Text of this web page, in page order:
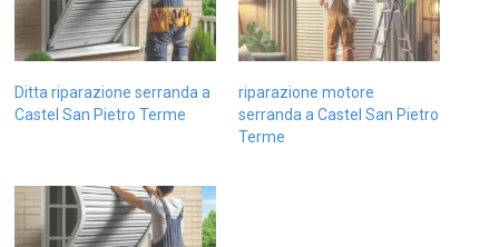
Ditta riparazione serranda a
Castel San Pietro Terme
riparazione motore
serranda a Castel San Pietro
Terme